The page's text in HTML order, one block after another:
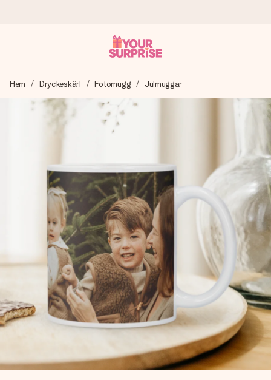
Vi skapar din gåva med omsorg och skickar den blixtsnabbt
– så att du kan ge den i precis rätt tid, när det betyder som
mest.
4,6 (baserat på +15 000 recensioner)
Våra gåvor inspirerar. Kunder ger oss 4,6 på Google
Reviews.
Gratis hälsning
Skapa något unikt med bara några få steg – med hennes
namn, ditt foto eller ett meddelande som verkligen berör
hennes hjärta. Inget krångel, bara med all kärlek för stunden.
Hem Dryckeskärl Fotomugg Julmuggar